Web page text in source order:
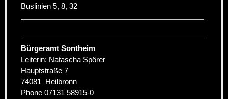
Buslinien 5, 8, 32
Bürgeramt Sontheim
Leiterin: Natascha Spörer
Hauptstraße 7
74081 Heilbronn
Phone 07131 58915-0